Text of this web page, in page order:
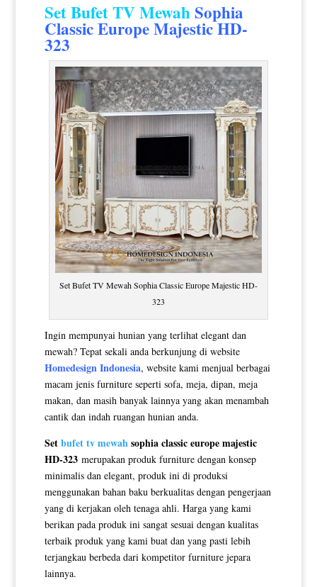
Set Bufet TV MewahSophia
Classic Europe Majestic HD-
323
Set Bufet TV Mewah Sophia Classic Europe Majestic HD-
323
Ingin mempunyai hunian yang terlihat elegant dan
mewah? Tepat sekali anda berkunjung di website
Homedesign Indonesia, website kami menjual berbagai
macam jenis furniture seperti sofa, meja, dipan, meja
makan, dan masih banyak lainnya yang akan menambah
cantik dan indah ruangan hunian anda.
Setbufet tv mewahsophia classic europe majestic
HD-323merupakan produk furniture dengan konsep
minimalis dan elegant, produk ini di produksi
menggunakan bahan baku berkualitas dengan pengerjaan
yang di kerjakan oleh tenaga ahli. Harga yang kami
berikan pada produk ini sangat sesuai dengan kualitas
terbaik produk yang kami buat dan yang pasti lebih
terjangkau berbeda dari kompetitor furniture jepara
lainnya.